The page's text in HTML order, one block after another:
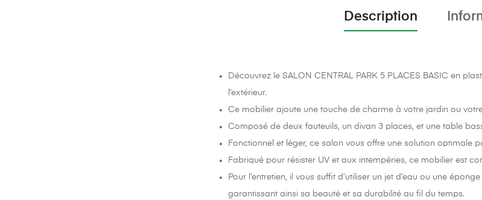
Description
Découvrez le SALON CENTRAL PARK 5 PLACES BASIC en
l’extérieur.
Ce mobilier ajoute une touche de charme à votre jardin ou
Composé de deux fauteuils, un divan 3 places, et une table
Fonctionnel et léger, ce salon vous offre une solution optimale
Fabriqué pour résister UV et aux intempéries, ce mobilier est
Pour l’entretien, il vous suffit d’utiliser un jet d’eau ou une
garantissant ainsi sa beauté et sa durabilité au fil du temps.